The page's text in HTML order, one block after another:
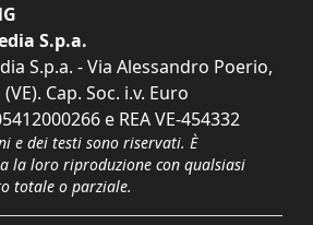
S.p.a.
S.p.a. - Via Alessandro Poerio,
Cap. Soc. i.v. Euro
e REA VE-454332
e dei testi sono riservati. È
la loro riproduzione con qualsiasi
totale o parziale.